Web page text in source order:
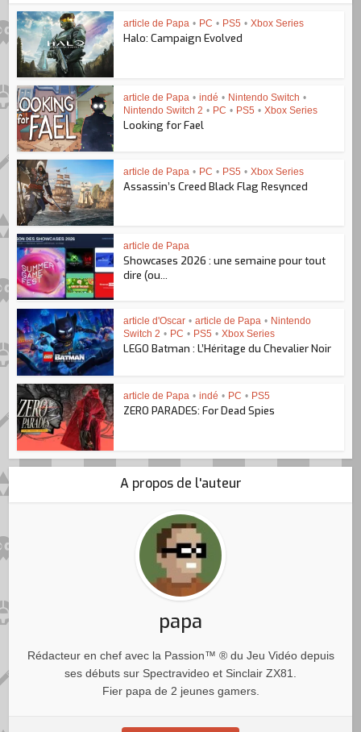
article de Papa • PC • PS5 • Xbox Series
Halo: Campaign Evolved
article de Papa • indé • Nintendo Switch •
Nintendo Switch 2 • PC • PS5 • Xbox Series
Looking for Fael
article de Papa • PC • PS5 • Xbox Series
Assassin’s Creed Black Flag Resynced
article de Papa
Showcases 2026 : une semaine pour tout
dire (ou...
article d'Oscar • article de Papa • Nintendo
Switch 2 • PC • PS5 • Xbox Series
LEGO Batman : L’Héritage du Chevalier Noir
article de Papa • indé • PC • PS5
ZERO PARADES: For Dead Spies
A propos de l'auteur
papa
Rédacteur en chef avec la Passion™ ® du Jeu Vidéo depuis
ses débuts sur Spectravideo et Sinclair ZX81.
Fier papa de 2 jeunes gamers.